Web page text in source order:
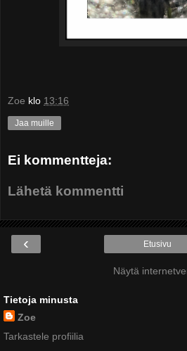
Zoe klo 13:16
Jaa muille
Ei kommentteja:
Lähetä kommentti
‹ Etusivu
Näytä
Tietoja minusta
Zoe
Tarkastele profiilia